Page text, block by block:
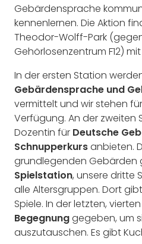
Gebärdensprache
kennenlernen. Die Aktion
Theodor-Wolff-Park
Gehörlosenzentrum F12)
In der ersten Station
Gebärdensprache und
vermittelt und wir stehen
Verfügung. An der zweiten
Dozentin für Deutsche
Schnupperkursanbieten.
grundlegenden Gebärden
Spielstation, unsere dritte
alle Altersgruppen. Dort
Spiele. In der letzten,
Begegnunggegeben, um
auszutauschen. Es gibt